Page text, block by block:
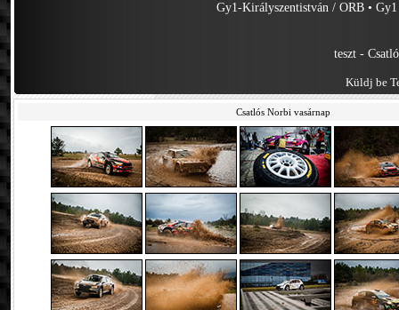
Gy1-Királyszentistván / ORB •
teszt -
Küldj be
Csatlós Norbi vasárnap